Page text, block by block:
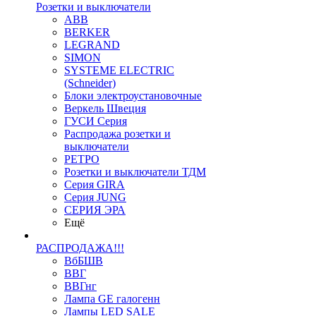
Розетки и выключатели
ABB
BERKER
LEGRAND
SIMON
SYSTEME ELECTRIC
(Schneider)
Блоки электроустановочные
Веркель Швеция
ГУСИ Серия
Распродажа розетки и
выключатели
РЕТРО
Розетки и выключатели ТДМ
Серия GIRA
Серия JUNG
СЕРИЯ ЭРА
Ещё
РАСПРОДАЖА!!!
ВбБШВ
ВВГ
ВВГнг
Лампа GE галогенн
Лампы LED SALE